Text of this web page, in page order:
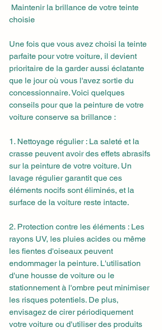
choisie
Une fois que vous avez choisi la teinte
parfaite pour votre voiture, il devient
prioritaire de la garder aussi éclatante
que le jour où vous l'avez sortie du
concessionnaire. Voici quelques
conseils pour que la peinture de votre
voiture conserve sa brillance :
1. Nettoyage régulier : La saleté et la
crasse peuvent avoir des effets abrasifs
sur la peinture de votre voiture. Un
lavage régulier garantit que ces
éléments nocifs sont éliminés, et la
surface de la voiture reste intacte.
2. Protection contre les éléments : Les
rayons UV, les pluies acides ou même
les fientes d'oiseaux peuvent
endommager la peinture. L'utilisation
d'une housse de voiture ou le
stationnement à l'ombre peut minimiser
les risques potentiels. De plus,
envisagez de cirer périodiquement
votre voiture ou d'utiliser des produits